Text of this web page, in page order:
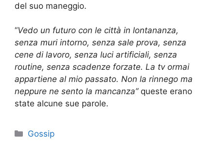
del suo maneggio.
“Vedo un futuro con le città in lontananza,
senza muri intorno, senza sale prova, senza
cene di lavoro, senza luci artificiali, senza
routine, senza scadenze forzate. La tv ormai
appartiene al mio passato. Non la rinnego ma
neppure ne sento la mancanza”queste erano
state alcune sue parole.
Categorie
Gossip